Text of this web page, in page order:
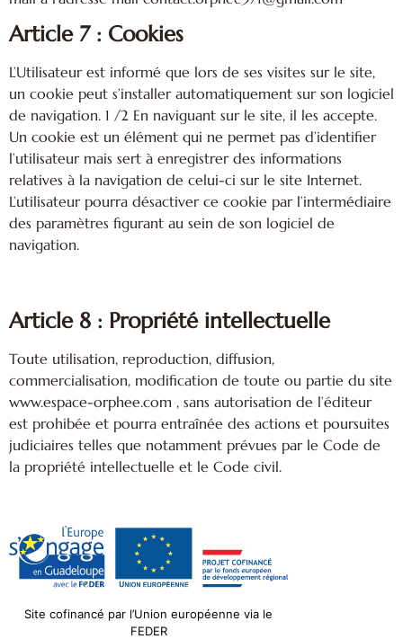
Article 7 : Cookies
L’Utilisateur est informé que lors de ses visites sur le site,
un cookie peut s’installer automatiquement sur son logiciel
de navigation. 1 /2 En naviguant sur le site, il les accepte.
Un cookie est un élément qui ne permet pas d’identifier
l’utilisateur mais sert à enregistrer des informations
relatives à la navigation de celui-ci sur le site Internet.
L’utilisateur pourra désactiver ce cookie par l’intermédiaire
des paramètres figurant au sein de son logiciel de
navigation.
Article 8 : Propriété intellectuelle
Toute utilisation, reproduction, diffusion,
commercialisation, modification de toute ou partie du site
www.espace-orphee.com , sans autorisation de l’éditeur
est prohibée et pourra entraînée des actions et poursuites
judiciaires telles que notamment prévues par le Code de
la propriété intellectuelle et le Code civil.
Site cofinancé par l’Union européenne via le
FEDER